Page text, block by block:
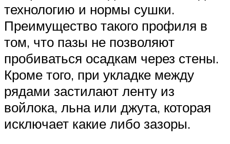
технологию и нормы сушки.
Преимущество такого профиля в
том, что пазы не позволяют
пробиваться осадкам через стены.
Кроме того, при укладке между
рядами застилают ленту из
войлока, льна или джута, которая
исключает какие либо зазоры.